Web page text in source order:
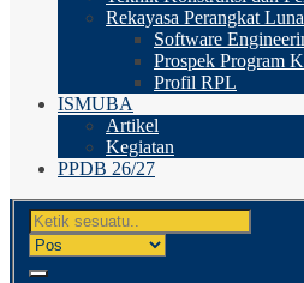
Rekayasa Perangkat
Software
Prospek Program
Profil RPL
ISMUBA
Artikel
Kegiatan
PPDB 26/27